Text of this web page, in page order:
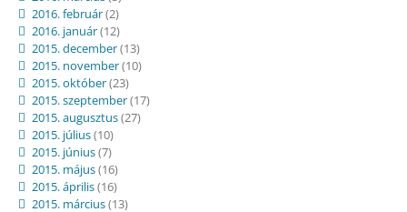
2016. február(2)
2016. január(12)
2015. december(13)
2015. november(10)
2015. október(23)
2015. szeptember(17)
2015. augusztus(27)
2015. július(10)
2015. június(7)
2015. május(16)
2015. április(16)
2015. március(13)